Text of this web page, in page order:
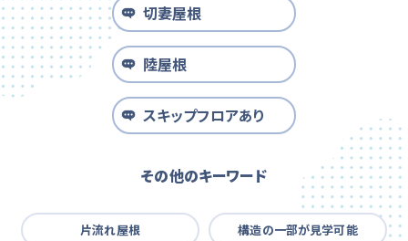
切妻屋根
陸屋根
スキップフロアあり
その他のキーワード
片流れ屋根 構造の一部が見学可能